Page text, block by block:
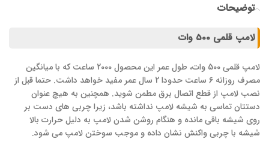
توضیحات
لامپ قلمی 500 وات
لامپ قلمی 500 وات، طول عمر این محصول 2000 ساعت که با میانگین
مصرف روزانه 6 ساعت حدودا 2 سال عمر مفید خواهد داشت. حتما قبل از
نصب لامپ از قطع اتصال برق مطمن شوید. همچنین به هیچ عنوان
دستتان تماسی به شیشه لامپ نداشته باشد، زیرا چربی های دست بر
روی شیشه باقی مانده و هنگام روشن شدن لامپ به دلیل حرارت بالا
شیشه با چربی واکنش نشان داده و موجب سوختن لامپ می شود.